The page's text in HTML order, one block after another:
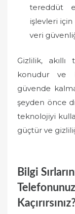
tereddüt
işlevleri
veri
Gizlilik,
konudur ve
güvende
şeyden önce
teknolojiyi
güçtür ve
Bilgi